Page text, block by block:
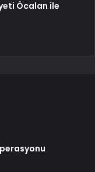
Öcalan ile